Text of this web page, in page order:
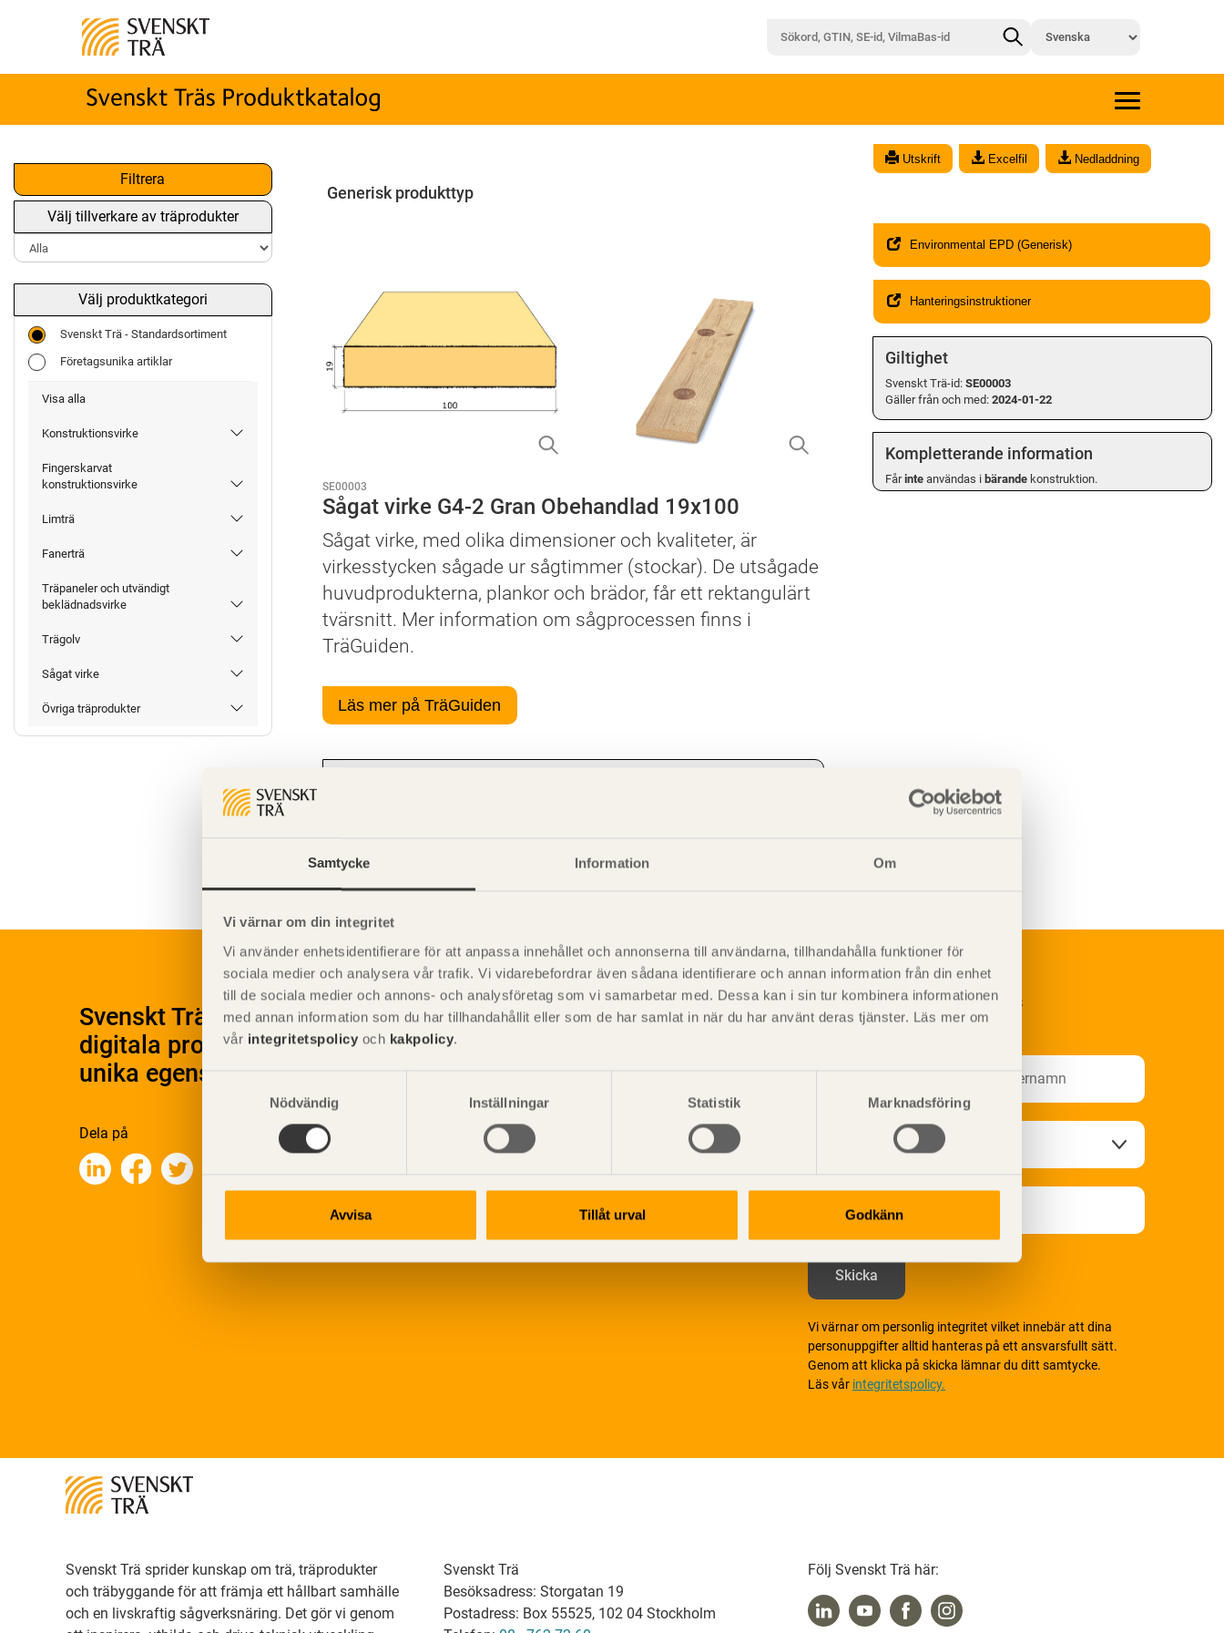
Samtycke Information Om
Vi värnar om din integritet
Vi använder enhetsidentifierare för att anpassa innehållet och annonserna till användarna, tillhandahålla funktioner för
sociala medier och analysera vår trafik. Vi vidarebefordrar även sådana identifierare och annan information från din enhet
till de sociala medier och annons- och analysföretag som vi samarbetar med. Dessa kan i sin tur kombinera informationen
med annan information som du har tillhandahållit eller som de har samlat in när du har använt deras tjänster. Läs mer om
vår integritetspolicy och kakpolicy.
Samtyckesval
Nödvändig
Inställningar Statistik Marknadsföring
Avvisa Tillåt urval Godkänn
Filtrera
Välj tillverkare av träprodukter
Välj produktkategori
Svenskt Trä - Standardsortiment
Företagsunika artiklar
Visa alla
Konstruktionsvirke
Fingerskarvat
konstruktionsvirke
Limträ
Fanerträ
Träpaneler och utvändigt
beklädnadsvirke
Trägolv
Sågat virke
Övriga träprodukter
Utskrift Excelfil Nedladdning
Generisk produkttyp
SE00003
Sågat virke G4-2 Gran Obehandlad 19x100
Sågat virke, med olika dimensioner och kvaliteter, är
virkesstycken sågade ur sågtimmer (stockar). De utsågade
huvudprodukterna, plankor och brädor, får ett rektangulärt
tvärsnitt. Mer information om sågprocessen finns i
TräGuiden.
Läs mer på TräGuiden
Miljöegenskaper - Generiska
Environmental EPD (Generisk)
Hanteringsinstruktioner
Giltighet
Svenskt Trä-id: SE00003
Gäller från och med:2024-01-22
Kompletterande information
Fårinteanvändas i bärandekonstruktion.
Svenskt Träs Produktkatalog är svensk sågverksnärings
digitala produktkatalog för att beskriva träprodukter och deras
unika egenskaper.
Dela på
Prenumerera på Svenskt Träs
informationsutskick!
Vi värnar om personlig integritet vilket innebär att dina
personuppgifter alltid hanteras på ett ansvarsfullt sätt.
Genom att klicka på skicka lämnar du ditt samtycke.
Läs vår integritetspolicy.
Svenskt Trä sprider kunskap om trä, träprodukter
och träbyggande för att främja ett hållbart samhälle
och en livskraftig sågverksnäring. Det gör vi genom
Svenskt Trä
Besöksadress: Storgatan 19
Postadress: Box 55525, 102 04 Stockholm
Följ Svenskt Trä här: